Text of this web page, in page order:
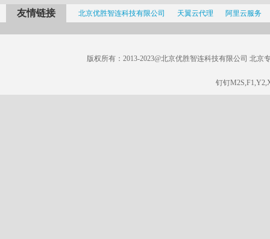
友情链接 北京优胜智连科技有限公司 天翼云代理 阿里云服务
版权所有：2013-2023@北京优胜智连科技有限公司 北京
钉钉